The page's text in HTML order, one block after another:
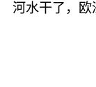
河水干了，欧